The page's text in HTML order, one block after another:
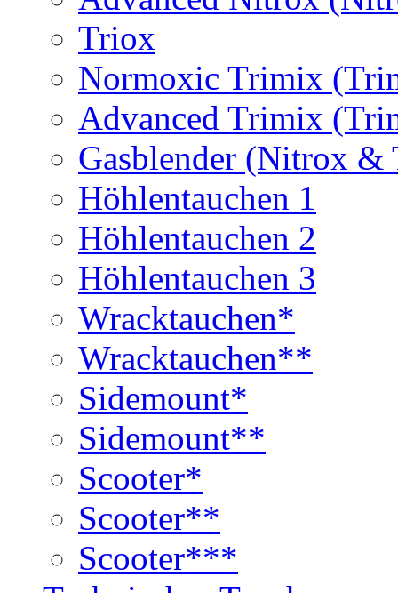
Triox
Normoxic Trimix
Advanced Trimix
Gasblender (Nitrox
Höhlentauchen 1
Höhlentauchen 2
Höhlentauchen 3
Wracktauchen*
Wracktauchen**
Sidemount*
Sidemount**
Scooter*
Scooter**
Scooter***